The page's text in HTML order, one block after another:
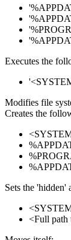
Executes the
Modifies file
Creates the
Sets the
<Full path